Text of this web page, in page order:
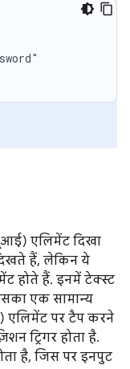
एलिमेंट दिखा
हैं, लेकिन ये
होते हैं. इनमें टेक्स्ट
एक सामान्य
एलिमेंट पर टैप करने
ट्रिगर होता है.
है, जिस पर इनपुट